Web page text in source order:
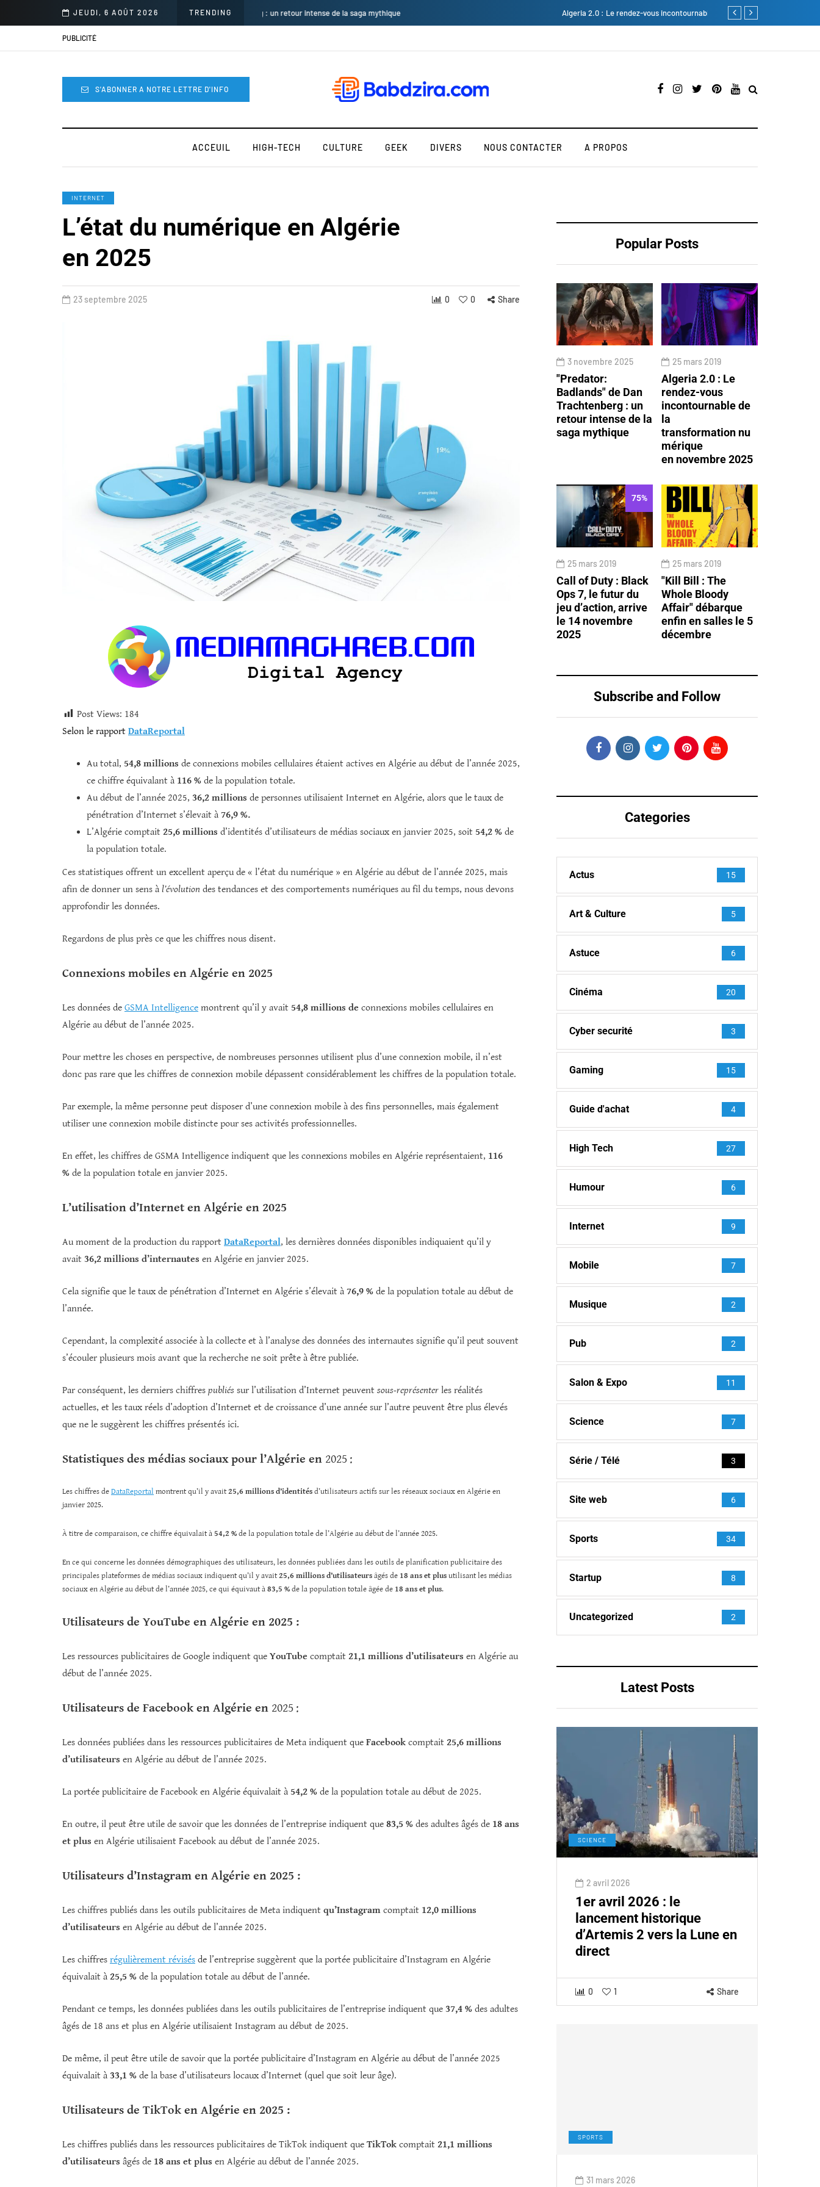
JEUDI, 6 AOÛT 2026 TRENDING
intense de la saga mythique Algeria 2.0 : Le rendez-vous incontournable de la transformation numérique en novembre 2025 "Kill Bill : The Whole Bloody
PUBLICITÉ
S'ABONNER A NOTRE LETTRE D'INFO
ACCEUIL HIGH-TECH CULTURE GEEK DIVERS NOUS CONTACTER A PROPOS
INTERNET
L’état du numérique en Algérie
en 2025
23 septembre 2025 0 0 Share
Post Views: 184
Selon le rapport DataReportal
Au total, 54,8 millions de connexions mobiles cellulaires étaient actives en Algérie au début de l’année 2025,
ce chiffre équivalant à 116 % de la population totale.
Au début de l’année 2025, 36,2 millions de personnes utilisaient Internet en Algérie, alors que le taux de
pénétration d’Internet s’élevait à 76,9 %.
L’Algérie comptait 25,6 millions d’identités d’utilisateurs de médias sociaux en janvier 2025, soit 54,2 % de
la population totale.
Ces statistiques offrent un excellent aperçu de « l’état du numérique » en Algérie au début de l’année 2025, mais
afin de donner un sens à l’évolution des tendances et des comportements numériques au fil du temps, nous devons
approfondir les données.
Regardons de plus près ce que les chiffres nous disent.
Connexions mobiles en Algérie en 2025
Les données de GSMA Intelligence montrent qu’il y avait 54,8 millions de connexions mobiles cellulaires en
Algérie au début de l’année 2025.
Pour mettre les choses en perspective, de nombreuses personnes utilisent plus d’une connexion mobile, il n’est
donc pas rare que les chiffres de connexion mobile dépassent considérablement les chiffres de la population totale.
Par exemple, la même personne peut disposer d’une connexion mobile à des fins personnelles, mais également
utiliser une connexion mobile distincte pour ses activités professionnelles.
En effet, les chiffres de GSMA Intelligence indiquent que les connexions mobiles en Algérie représentaient, 116
% de la population totale en janvier 2025.
L’utilisation d’Internet en Algérie en 2025
Au moment de la production du rapport DataReportal, les dernières données disponibles indiquaient qu’il y
avait 36,2 millions d’internautes en Algérie en janvier 2025.
Cela signifie que le taux de pénétration d’Internet en Algérie s’élevait à 76,9 % de la population totale au début de
l’année.
Cependant, la complexité associée à la collecte et à l’analyse des données des internautes signifie qu’il peut souvent
s’écouler plusieurs mois avant que la recherche ne soit prête à être publiée.
Par conséquent, les derniers chiffres publiés sur l’utilisation d’Internet peuvent sous-représenter les réalités
actuelles, et les taux réels d’adoption d’Internet et de croissance d’une année sur l’autre peuvent être plus élevés
que ne le suggèrent les chiffres présentés ici.
Statistiques des médias sociaux pour l’Algérie en 2025 :
Les chiffres de DataReportal montrent qu’il y avait25,6 millions d’identités d’utilisateurs actifs sur les réseaux sociaux en Algérie en
janvier 2025.
À titre de comparaison, ce chiffre équivalait à 54,2 % de la population totale de l’Algérie au début de l’année 2025.
En ce qui concerne les données démographiques des utilisateurs, les données publiées dans les outils de planification publicitaire des
principales plateformes de médias sociaux indiquent qu’il y avait25,6 millions d’utilisateurs âgés de 18 ans et plus utilisant les médias
sociaux en Algérie au début de l’année 2025, ce qui équivaut à 83,5 % de la population totale âgée de 18 ans et plus.
Utilisateurs de YouTube en Algérie en 2025 :
Les ressources publicitaires de Google indiquent que YouTube comptait 21,1 millions d’utilisateurs en Algérie au
début de l’année 2025.
Utilisateurs de Facebook en Algérie en 2025 :
Les données publiées dans les ressources publicitaires de Meta indiquent que Facebook comptait 25,6 millions
d’utilisateurs en Algérie au début de l’année 2025.
La portée publicitaire de Facebook en Algérie équivalait à 54,2 % de la population totale au début de 2025.
En outre, il peut être utile de savoir que les données de l’entreprise indiquent que 83,5 % des adultes âgés de 18 ans
et plus en Algérie utilisaient Facebook au début de l’année 2025.
Utilisateurs d’Instagram en Algérie en 2025 :
Les chiffres publiés dans les outils publicitaires de Meta indiquent qu’Instagram comptait 12,0 millions
d’utilisateurs en Algérie au début de l’année 2025.
Les chiffres régulièrement révisés de l’entreprise suggèrent que la portée publicitaire d’Instagram en Algérie
équivalait à 25,5 % de la population totale au début de l’année.
Pendant ce temps, les données publiées dans les outils publicitaires de l’entreprise indiquent que 37,4 % des adultes
âgés de 18 ans et plus en Algérie utilisaient Instagram au début de 2025.
De même, il peut être utile de savoir que la portée publicitaire d’Instagram en Algérie au début de l’année 2025
équivalait à 33,1 % de la base d’utilisateurs locaux d’Internet (quel que soit leur âge).
Utilisateurs de TikTok en Algérie en 2025 :
Les chiffres publiés dans les ressources publicitaires de TikTok indiquent que TikTok comptait 21,1 millions
d’utilisateurs âgés de 18 ans et plus en Algérie au début de l’année 2025.
Popular Posts
3 novembre 2025
"Predator:
Badlands" de Dan
Trachtenberg : un
retour intense de la
saga mythique
25 mars 2019
Algeria 2.0 : Le
rendez-vous
incontournable de
la
transformation nu
mérique
en novembre 2025
75%
25 mars 2019
Call of Duty : Black
Ops 7, le futur du
jeu d’action, arrive
le 14 novembre
2025
25 mars 2019
"Kill Bill : The
Whole Bloody
Affair" débarque
enfin en salles le 5
décembre
Subscribe and Follow
Categories
Actus 15
Art & Culture 5
Astuce 6
Cinéma 20
Cyber securité 3
Gaming 15
Guide d'achat 4
High Tech 27
Humour 6
Internet 9
Mobile 7
Musique 2
Pub 2
Salon & Expo 11
Science 7
Série / Télé 3
Site web 6
Sports 34
Startup 8
Uncategorized 2
Latest Posts
SCIENCE
2 avril 2026
1er avril 2026 : le
lancement historique
d’Artemis 2 vers la Lune en
direct
0 1 Share
SPORTS
31 mars 2026